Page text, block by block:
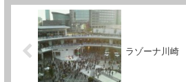
ラゾーナ川崎